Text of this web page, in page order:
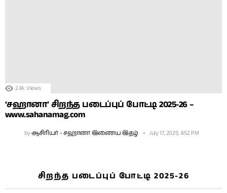
2.4k Views
‘சஹானா’ சிறந்த படைப்புப் போட்டி 2025-26 –
www.sahanamag.com
byஆசிரியர் - சஹானா இணைய இதழ் July 17, 2025, 4:52 PM
சிறந்த படைப்புப் போட்டி 2025-26